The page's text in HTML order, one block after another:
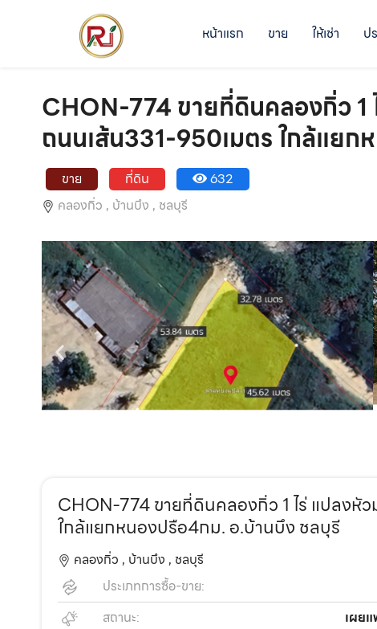
หน้าแรก ขาย ให้เช่า ป
CHON-774 ขายที่ดินคลองกิ่ว
ถนนเส้น331-950เมตร ใกล้แย
ขาย ที่ดิน
632
คลองกิ่ว , บ้านบึง , ชลบุรี
CHON-774 ขายที่ดินคลองกิ่ว 1 ไร่ แปลง
ใกล้แยกหนองปรือ4กม. อ.บ้านบึง ชลบุรี
คลองกิ่ว , บ้านบึง , ชลบุรี
ประเภทการซื้อ-ขาย:
สถานะ:
เผย